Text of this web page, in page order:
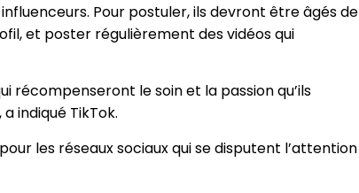
Pour postuler, ils devront être âgés de
et poster régulièrement des vidéos qui
récompenseront le soin et la passion qu’ils
indiqué TikTok.
les réseaux sociaux qui se disputent l’attention